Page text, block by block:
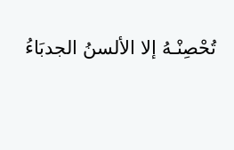
تُحْصِنْـهُ إلا الألسنُ الجدبَاءُ